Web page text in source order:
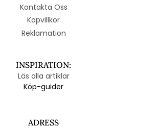
Kontakta Oss
Köpvillkor
Reklamation
INSPIRATION:
Läs alla artiklar
Köp-guider
ADRESS